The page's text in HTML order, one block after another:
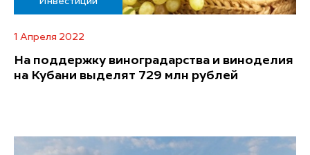
1 Апреля 2022
На поддержку виноградарства и виноделия
на Кубани выделят 729 млн рублей